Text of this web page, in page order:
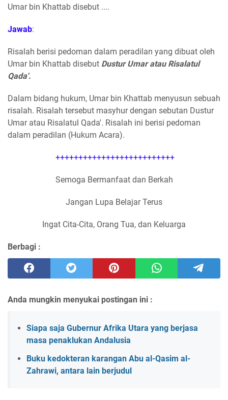
Umar bin Khattab disebut ....
Jawab:
Risalah berisi pedoman dalam peradilan yang dibuat oleh
Umar bin Khattab disebut Dustur Umar atau Risalatul
Qada'.
Dalam bidang hukum, Umar bin Khattab menyusun sebuah
risalah. Risalah tersebut masyhur dengan sebutan Dustur
Umar atau Risalatul Qada'. Risalah ini berisi pedoman
dalam peradilan (Hukum Acara).
++++++++++++++++++++++++++
Semoga Bermanfaat dan Berkah
Jangan Lupa Belajar Terus
Ingat Cita-Cita, Orang Tua, dan Keluarga
Berbagi :
Anda mungkin menyukai postingan ini :
Siapa saja Gubernur Afrika Utara yang berjasa
masa penaklukan Andalusia
Buku kedokteran karangan Abu al-Qasim al-
Zahrawi, antara lain berjudul